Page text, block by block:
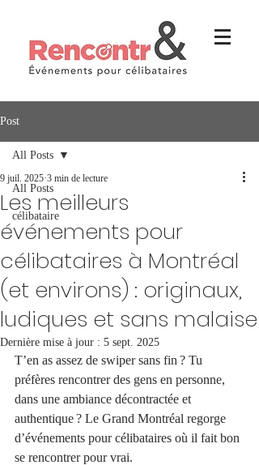
Post
All Posts
célibataire
All Posts
Les meilleurs
événements pour
célibataires à Montréal
(et environs) : originaux,
ludiques et sans malaise
9 juil. 2025 3 min de lecture
Dernière mise à jour : 5 sept. 2025
T’en as assez de swiper sans fin ? Tu
préfères rencontrer des gens en personne,
dans une ambiance décontractée et
authentique ? Le Grand Montréal regorge
d’événements pour célibataires où il fait bon
se rencontrer pour vrai.